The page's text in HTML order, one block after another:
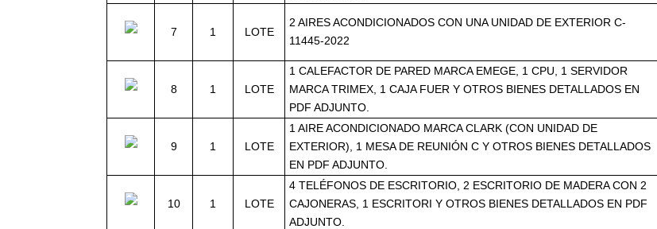
7 1 LOTE
2 AIRES ACONDICIONADOS CON UNA UNIDAD DE EXTERIOR C-
11445-2022
8 1 LOTE
1 CALEFACTOR DE PARED MARCA EMEGE, 1 CPU, 1 SERVIDOR
MARCA TRIMEX, 1 CAJA FUER Y OTROS BIENES DETALLADOS EN
PDF ADJUNTO.
9 1 LOTE
1 AIRE ACONDICIONADO MARCA CLARK (CON UNIDAD DE
EXTERIOR), 1 MESA DE REUNIÓN C Y OTROS BIENES DETALLADOS
EN PDF ADJUNTO.
10 1 LOTE
4 TELÉFONOS DE ESCRITORIO, 2 ESCRITORIO DE MADERA CON 2
CAJONERAS, 1 ESCRITORI Y OTROS BIENES DETALLADOS EN PDF
ADJUNTO.